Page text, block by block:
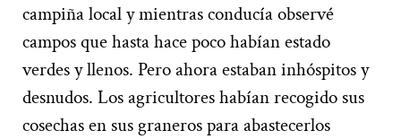
campiña local y mientras conducía observé
campos que hasta hace poco habían estado
verdes y llenos. Pero ahora estaban inhóspitos y
desnudos. Los agricultores habían recogido sus
cosechas en sus graneros para abastecerlos